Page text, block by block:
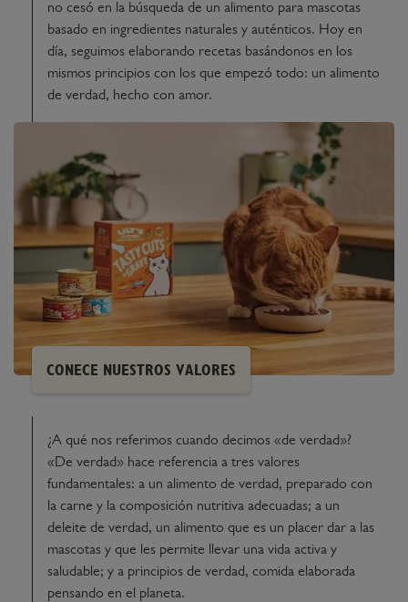
no cesó en la búsqueda de un alimento para mascotas
basado en ingredientes naturales y auténticos. Hoy en
día, seguimos elaborando recetas basándonos en los
mismos principios con los que empezó todo: un alimento
de verdad, hecho con amor.
CONECE NUESTROS VALORES
¿A qué nos referimos cuando decimos «de verdad»?
«De verdad» hace referencia a tres valores
fundamentales: a un alimento de verdad, preparado con
la carne y la composición nutritiva adecuadas; a un
deleite de verdad, un alimento que es un placer dar a las
mascotas y que les permite llevar una vida activa y
saludable; y a principios de verdad, comida elaborada
pensando en el planeta.